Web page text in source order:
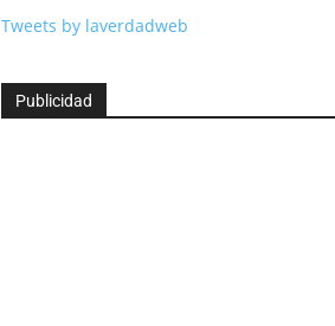
Tweets by laverdadweb
Publicidad